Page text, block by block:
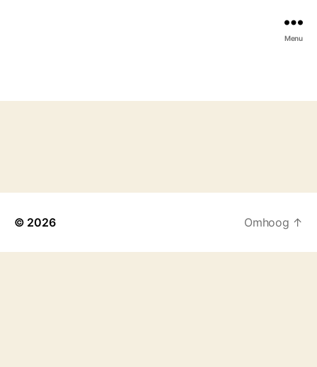
Menu
© 2026 Omhoog ↑